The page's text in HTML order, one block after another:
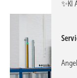
✨KI